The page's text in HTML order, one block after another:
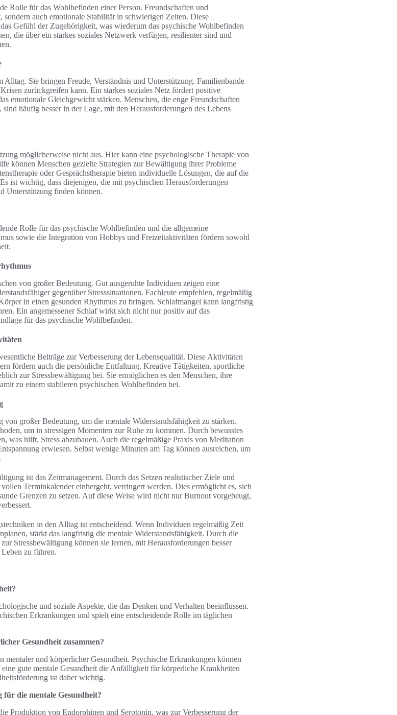
Rolle für das Wohlbefinden einer Person. Freundschaften und
auch emotionale Stabilität in schwierigen Zeiten. Diese
Gefühl der Zugehörigkeit, was wiederum das psychische Wohlbefinden
die über ein starkes soziales Netzwerk verfügen, resilienter sind und
Alltag. Sie bringen Freude, Verständnis und Unterstützung. Familienbande
zurückgreifen kann. Ein starkes soziales Netz fördert positive
emotionale Gleichgewicht stärken. Menschen, die enge Freundschaften
häufig besser in der Lage, mit den Herausforderungen des Lebens
möglicherweise nicht aus. Hier kann eine psychologische Therapie von
können Menschen gezielte Strategien zur Bewältigung ihrer Probleme
oder Gesprächstherapie bieten individuelle Lösungen, die auf die
ist wichtig, dass diejenigen, die mit psychischen Herausforderungen
Unterstützung finden können.
Rolle für das psychische Wohlbefinden und die allgemeine
sowie die Integration von Hobbys und Freizeitaktivitäten fördern sowohl
von großer Bedeutung. Gut ausgeruhte Individuen zeigen eine
gegenüber Stresssituationen. Fachleute empfehlen, regelmäßig
in einen gesunden Rhythmus zu bringen. Schlafmangel kann langfristig
Ein angemessener Schlaf wirkt sich nicht nur positiv auf das
für das psychische Wohlbefinden.
Beiträge zur Verbesserung der Lebensqualität. Diese Aktivitäten
fördern auch die persönliche Entfaltung. Kreative Tätigkeiten, sportliche
zur Stressbewältigung bei. Sie ermöglichen es den Menschen, ihre
zu einem stabileren psychischen Wohlbefinden bei.
großer Bedeutung, um die mentale Widerstandsfähigkeit zu stärken.
um in stressigen Momenten zur Ruhe zu kommen. Durch bewusstes
was hilft, Stress abzubauen. Auch die regelmäßige Praxis von Meditation
erwiesen. Selbst wenige Minuten am Tag können ausreichen, um
ist das Zeitmanagement. Durch das Setzen realistischer Ziele und
Terminkalender einhergeht, verringert werden. Dies ermöglicht es, sich
Grenzen zu setzen. Auf diese Weise wird nicht nur Burnout vorgebeugt,
in den Alltag ist entscheidend. Wenn Individuen regelmäßig Zeit
stärkt das langfristig die mentale Widerstandsfähigkeit. Durch die
Stressbewältigung können sie lernen, mit Herausforderungen besser
zu führen.
und soziale Aspekte, die das Denken und Verhalten beeinflussen.
Erkrankungen und spielt eine entscheidende Rolle im täglichen
Gesundheit zusammen?
mentaler und körperlicher Gesundheit. Psychische Erkrankungen können
gute mentale Gesundheit die Anfälligkeit für körperliche Krankheiten
ist daher wichtig.
für die mentale Gesundheit?
Produktion von Endorphinen und Serotonin, was zur Verbesserung der